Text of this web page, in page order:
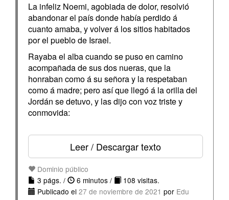
La infeliz Noemi, agobiada de dolor, resolvió
abandonar el país donde había perdido á
cuanto amaba, y volver á los sitios habitados
por el pueblo de Israel.
Rayaba el alba cuando se puso en camino
acompañada de sus dos nueras, que la
honraban como á su señora y la respetaban
como á madre; pero así que llegó á la orilla del
Jordán se detuvo, y las dijo con voz triste y
conmovida:
Leer / Descargar texto
Dominio público
3 págs. /
6 minutos /
108 visitas.
Publicado el 27 de noviembre de 2021 por Edu